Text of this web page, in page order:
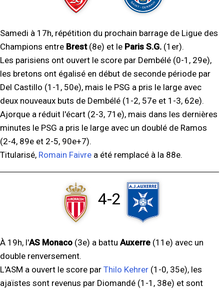
Samedi à 17h, répétition du prochain barrage de Ligue des
Champions entre Brest(8e) et le Paris S.G. (1er).
Les parisiens ont ouvert le score par Dembélé (0-1, 29e),
les bretons ont égalisé en début de seconde période par
Del Castillo (1-1, 50e), mais le PSG a pris le large avec
deux nouveaux buts de Dembélé (1-2, 57e et 1-3, 62e).
Ajorque a réduit l'écart (2-3, 71e), mais dans les dernières
minutes le PSG a pris le large avec un doublé de Ramos
(2-4, 89e et 2-5, 90e+7).
Titularisé, Romain Faivre a été remplacé à la 88e.
4-2
À 19h, l'AS Monaco (3e) a battu Auxerre (11e) avec un
double renversement.
L'ASM a ouvert le score par Thilo Kehrer (1-0, 35e), les
ajaïstes sont revenus par Diomandé (1-1, 38e) et sont